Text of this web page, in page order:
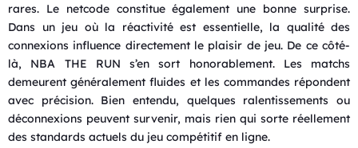
rares. Le netcode constitue également une bonne surprise.
Dans un jeu où la réactivité est essentielle, la qualité des
connexions influence directement le plaisir de jeu. De ce côté-
là, NBA THE RUN s’en sort honorablement. Les matchs
demeurent généralement fluides et les commandes répondent
avec précision. Bien entendu, quelques ralentissements ou
déconnexions peuvent survenir, mais rien qui sorte réellement
des standards actuels du jeu compétitif en ligne.